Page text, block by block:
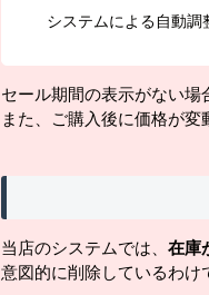
システムによる自動調
セール期間の表示がない場
また、ご購入後に価格が変
当店のシステムでは、 在庫
意図的に削除しているわけ